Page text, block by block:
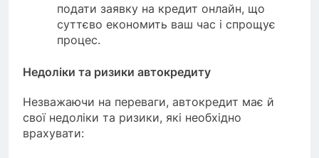
подати заявку на кредит онлайн, що
суттєво економить ваш час і спрощує
процес.
Недоліки та ризики автокредиту
Незважаючи на переваги, автокредит має й
свої недоліки та ризики, які необхідно
врахувати: